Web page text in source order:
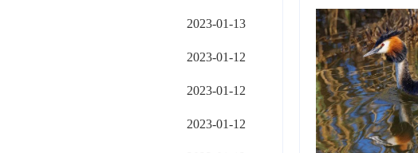
2023-01-13
2023-01-12
2023-01-12
2023-01-12